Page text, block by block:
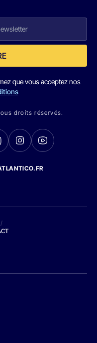
que vous acceptez nos
droits réservés.
/